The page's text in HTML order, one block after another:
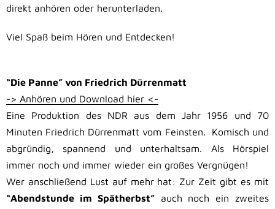
direkt anhören oder herunterladen.
Viel Spaß beim Hören und Entdecken!
“Die Panne” von Friedrich Dürrenmatt
-> Anhören und Download hier <-
Eine Produktion des NDR aus dem Jahr 1956 und 70
Minuten Friedrich Dürrenmatt vom Feinsten. Komisch und
abgründig, spannend und unterhaltsam. Als Hörspiel
immer noch und immer wieder ein großes Vergnügen!
Wer anschließend Lust auf mehr hat: Zur Zeit gibt es mit
“Abendstunde im Spätherbst”auch noch ein zweites